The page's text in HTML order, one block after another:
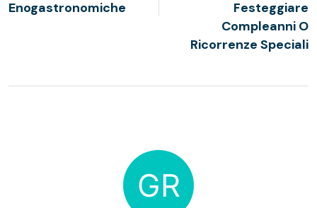
Enogastronomiche
Festeggiare
Compleanni O
Ricorrenze Speciali